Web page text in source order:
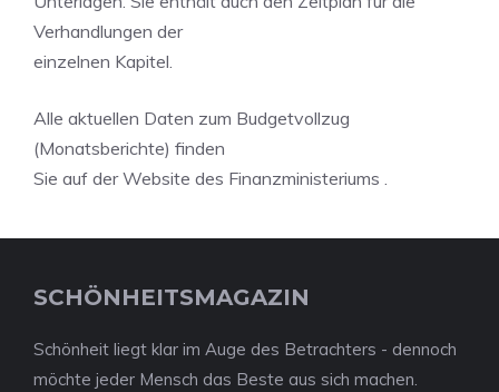
Verhandlungen der
einzelnen Kapitel.
Alle aktuellen Daten zum Budgetvollzug
(Monatsberichte) finden
Sie auf der Website des Finanzministeriums .
SCHÖNHEITSMAGAZIN
Schönheit liegt klar im Auge des Betrachters - dennoch
möchte jeder Mensch das Beste aus sich machen.